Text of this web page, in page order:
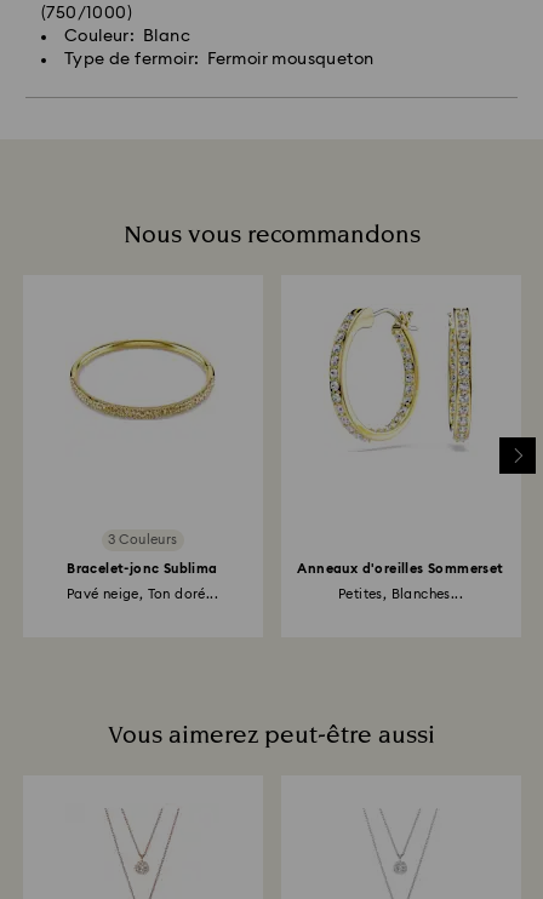
(750/1000)
Couleur: Blanc
Type de fermoir: Fermoir mousqueton
Nous vous recommandons
3 Couleurs
Bracelet-jonc Sublima
Pavé neige, Ton doré...
Anneaux d'oreilles Sommerset
Petites, Blanches...
Vous aimerez peut-être aussi